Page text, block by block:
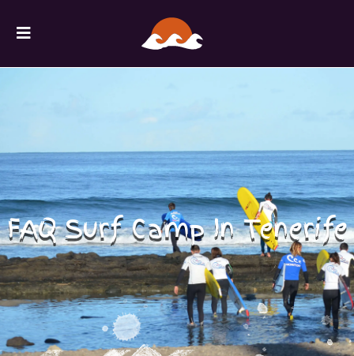
FAQ Surf Camp In Tenerife